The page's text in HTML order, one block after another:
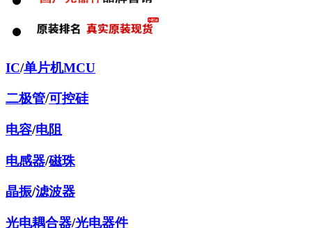
IC/单片机MCU
二极管/可控硅
电容/电阻
电感器/磁珠
晶振/滤波器
光电耦合器/光电器件